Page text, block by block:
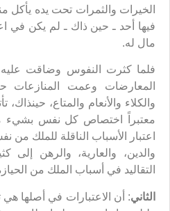
الخيرات والثمرات تحت يده يأكل
فيها أحد ـ حين ذاك ـ لم يكن في
مال له.
فلما كثرت النفوس وضاقت
المعارضات وعمت المنازعات
والكلاء والأنعام والمتاع،
معتبراً اختصاص كل نفس بشيء
اعتبار الأسباب الناقلة للملك من
والدين، والعارية، والرهن إلى
التقاليد في أسباب الملك من
الثاني: أن الاعتبارات في أصلها هي